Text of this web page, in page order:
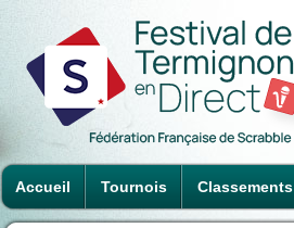
Accueil Tournois Classements